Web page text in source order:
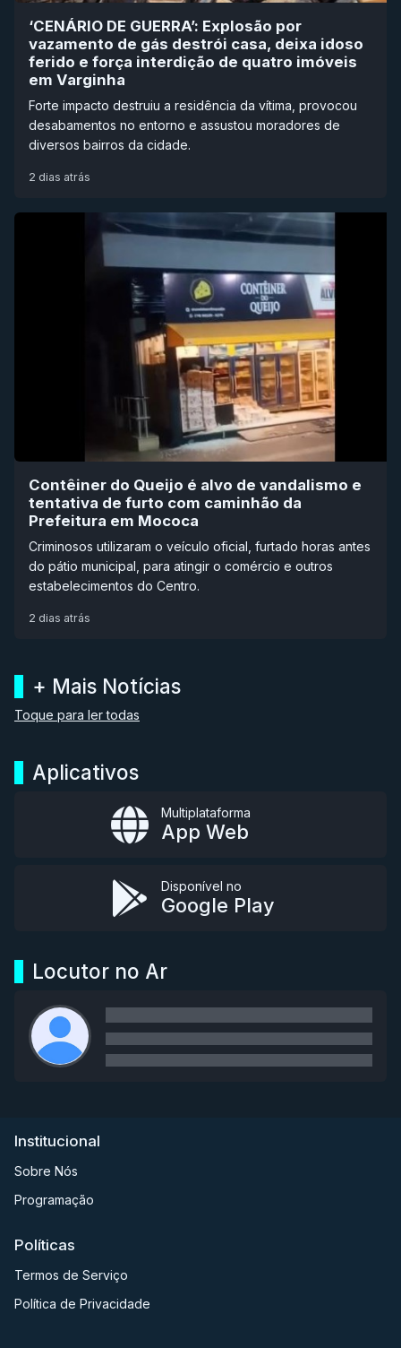
‘CENÁRIO DE GUERRA’: Explosão por
vazamento de gás destrói casa, deixa idoso
ferido e força interdição de quatro imóveis
em Varginha
Forte impacto destruiu a residência da vítima, provocou
desabamentos no entorno e assustou moradores de
diversos bairros da cidade.
2 dias atrás
Contêiner do Queijo é alvo de vandalismo e
tentativa de furto com caminhão da
Prefeitura em Mococa
Criminosos utilizaram o veículo oficial, furtado horas antes
do pátio municipal, para atingir o comércio e outros
estabelecimentos do Centro.
2 dias atrás
+ Mais Notícias
Toque para ler todas
Aplicativos
Multiplataforma
App Web
Disponível no
Google Play
Locutor no Ar
Institucional
Sobre Nós
Programação
Políticas
Termos de Serviço
Política de Privacidade